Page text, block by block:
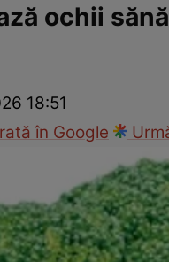
ochii
18:51
în Google